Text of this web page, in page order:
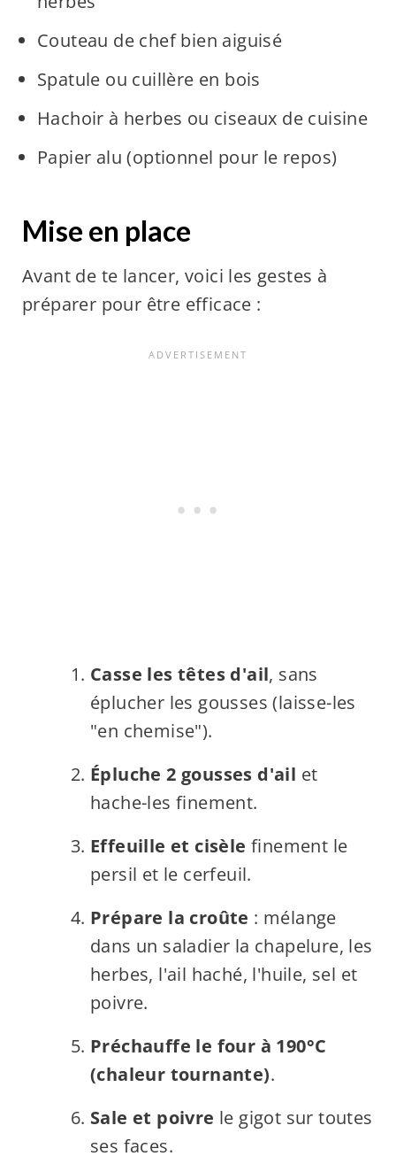
Couteau de chef bien aiguisé
Spatule ou cuillère en bois
Hachoir à herbes ou ciseaux de cuisine
Papier alu (optionnel pour le repos)
Mise en place
Avant de te lancer, voici les gestes à
préparer pour être efficace :
Casse les têtes d'ail, sans
éplucher les gousses (laisse-les
"en chemise").
Épluche 2 gousses d'ail et
hache-les finement.
Effeuille et cisèle finement le
persil et le cerfeuil.
Prépare la croûte : mélange
dans un saladier la chapelure, les
herbes, l'ail haché, l'huile, sel et
poivre.
Préchauffe le four à 190°C
(chaleur tournante).
Sale et poivre le gigot sur toutes
ses faces.